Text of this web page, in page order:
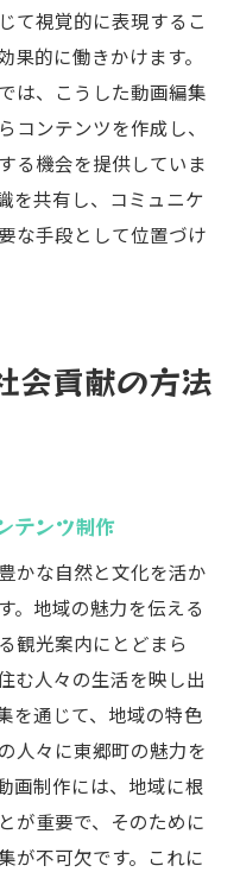
て視覚的に表現するこ
的に働きかけます。
は、こうした動画編集
コンテンツを作成し、
る機会を提供していま
を共有し、コミュニケ
な手段として位置づけ
会貢献の方法
テンツ制作
かな自然と文化を活か
。地域の魅力を伝える
観光案内にとどまら
む人々の生活を映し出
を通じて、地域の特色
人々に東郷町の魅力を
画制作には、地域に根
が重要で、そのために
が不可欠です。これに